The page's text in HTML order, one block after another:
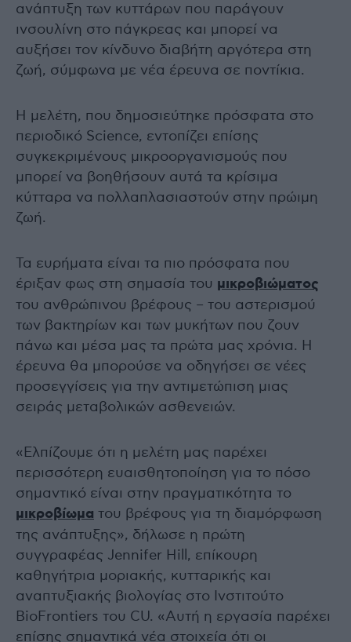
ανάπτυξη των κυττάρων που παράγουν
ινσουλίνη στο πάγκρεας και μπορεί να
αυξήσει τον κίνδυνο διαβήτη αργότερα στη
ζωή, σύμφωνα με νέα έρευνα σε ποντίκια.
Η μελέτη, που δημοσιεύτηκε πρόσφατα στο
περιοδικό Science, εντοπίζει επίσης
συγκεκριμένους μικροοργανισμούς που
μπορεί να βοηθήσουν αυτά τα κρίσιμα
κύτταρα να πολλαπλασιαστούν στην πρώιμη
ζωή.
Τα ευρήματα είναι τα πιο πρόσφατα που
έριξαν φως στη σημασία του μικροβιώματος
του ανθρώπινου βρέφους – του αστερισμού
των βακτηρίων και των μυκήτων που ζουν
πάνω και μέσα μας τα πρώτα μας χρόνια. Η
έρευνα θα μπορούσε να οδηγήσει σε νέες
προσεγγίσεις για την αντιμετώπιση μιας
σειράς μεταβολικών ασθενειών.
«Ελπίζουμε ότι η μελέτη μας παρέχει
περισσότερη ευαισθητοποίηση για το πόσο
σημαντικό είναι στην πραγματικότητα το
μικροβίωμα του βρέφους για τη διαμόρφωση
της ανάπτυξης», δήλωσε η πρώτη
συγγραφέας Jennifer Hill, επίκουρη
καθηγήτρια μοριακής, κυτταρικής και
αναπτυξιακής βιολογίας στο Ινστιτούτο
BioFrontiers του CU. «Αυτή η εργασία παρέχει
επίσης σημαντικά νέα στοιχεία ότι οι